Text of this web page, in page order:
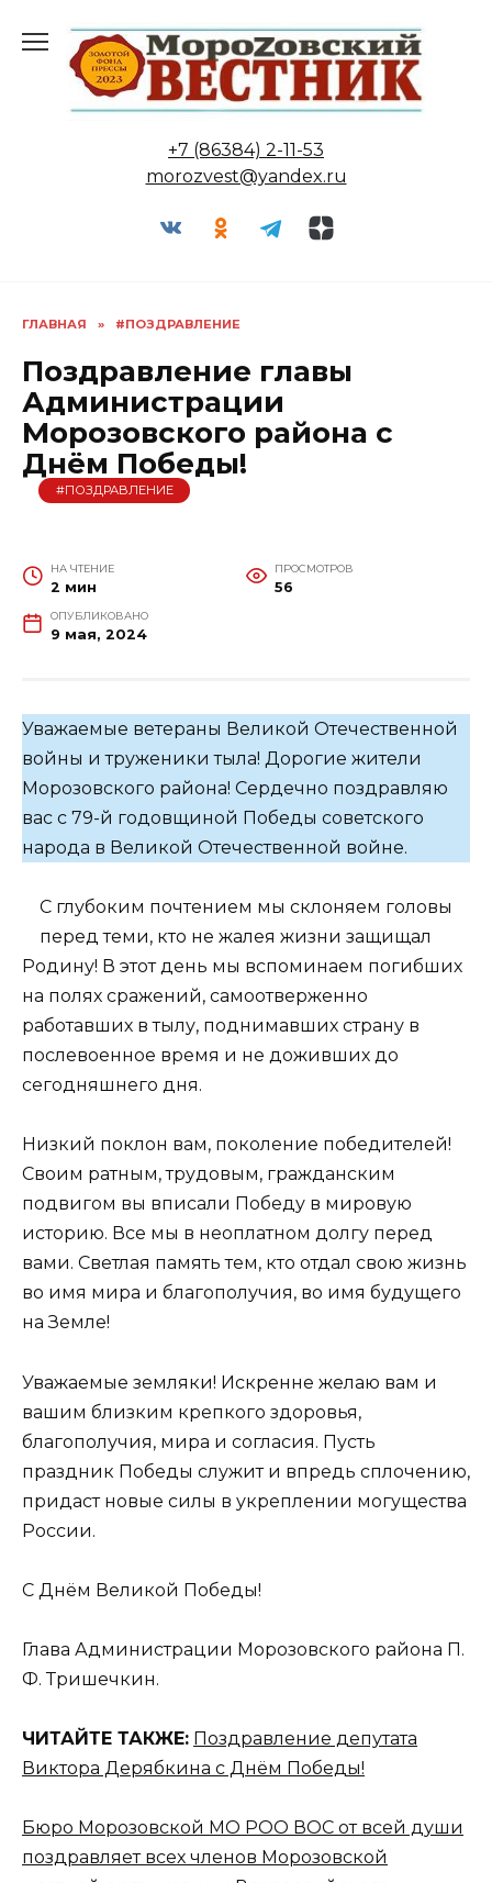
содержанию
+7 (86384) 2-11-53
morozvest@yandex.ru
ГЛАВНАЯ » #ПОЗДРАВЛЕНИЕ
Поздравление главы
Администрации
Морозовского района с
Днём Победы!
#ПОЗДРАВЛЕНИЕ
НА ЧТЕНИЕ
2 мин
ПРОСМОТРОВ
56
ОПУБЛИКОВАНО
9 мая, 2024
Уважаемые ветераны Великой Отечественной
войны и труженики тыла! Дорогие жители
Морозовского района! Сердечно поздравляю
вас с 79-й годовщиной Победы советского
народа в Великой Отечественной войне.
С глубоким почтением мы склоняем головы
перед теми, кто не жалея жизни защищал
Родину! В этот день мы вспоминаем погибших
на полях сражений, самоотверженно
работавших в тылу, поднимавших страну в
послевоенное время и не доживших до
сегодняшнего дня.
Низкий поклон вам, поколение победителей!
Своим ратным, трудовым, гражданским
подвигом вы вписали Победу в мировую
историю. Все мы в неоплатном долгу перед
вами. Светлая память тем, кто отдал свою жизнь
во имя мира и благополучия, во имя будущего
на Земле!
Уважаемые земляки! Искренне желаю вам и
вашим близким крепкого здоровья,
благополучия, мира и согласия. Пусть
праздник Победы служит и впредь сплочению,
придаст новые силы в укреплении могущества
России.
С Днём Великой Победы!
Глава Администрации Морозовского района П.
Ф. Тришечкин.
ЧИТАЙТЕ ТАКЖЕ: Поздравление депутата
Виктора Дерябкина с Днём Победы!
Бюро Морозовской МО РОО ВОС от всей души
поздравляет всех членов Морозовской